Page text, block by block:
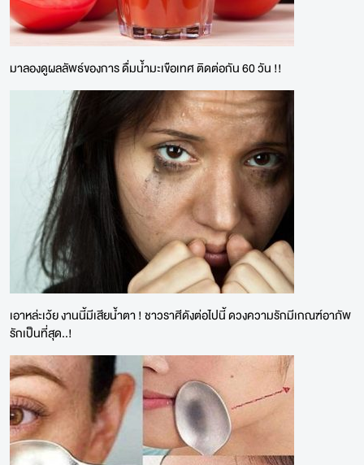
มาลองดูผลลัพธ์ของการ ดื่มน้ำมะเขือเทศ ติดต่อกัน 60 วัน !!
เอาหล่ะเว้ย งานนี้มีเสียน้ำตา ! ชาวราศีดังต่อไปนี้ ดวงความรักมีเกณฑ์อาภัพ
รักเป็นที่สุด..!